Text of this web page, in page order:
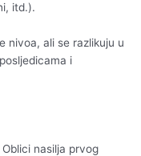
itd.).
nivoa, ali se razlikuju u
i
nasilja prvog